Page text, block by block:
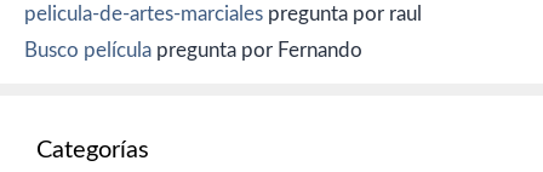
pelicula-de-artes-marciales pregunta por raul
Busco película pregunta por Fernando
Categorías